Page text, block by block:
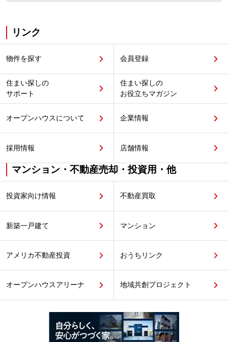
リンク
物件を探す 会員登録
住まい探しの
サポート
住まい探しの
お役立ちマガジン
オープンハウスについて 企業情報
採用情報 店舗情報
マンション・不動産売却・投資用・他
投資家向け情報 不動産買取
新築一戸建て マンション
アメリカ不動産投資 おうちリンク
オープンハウスアリーナ 地域共創プロジェクト